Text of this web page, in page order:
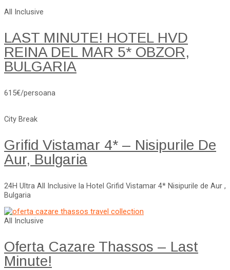
All Inclusive
LAST MINUTE! HOTEL HVD
REINA DEL MAR 5* OBZOR,
BULGARIA
615€/persoana
City Break
Grifid Vistamar 4* – Nisipurile De
Aur, Bulgaria
24H Ultra All Inclusive la Hotel Grifid Vistamar 4* Nisipurile de Aur ,
Bulgaria
All Inclusive
Oferta Cazare Thassos – Last
Minute!